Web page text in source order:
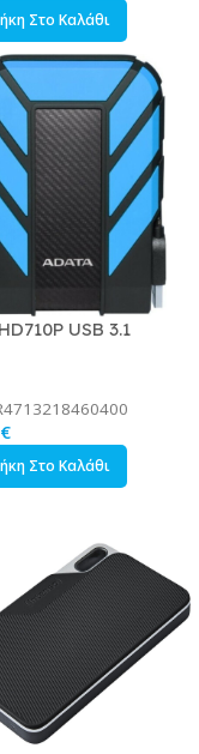
Στο Καλάθι
USB 3.1
€
Στο Καλάθι